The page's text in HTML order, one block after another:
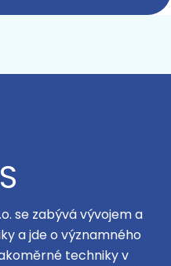
se zabývá vývojem a
a jde o významného
techniky v